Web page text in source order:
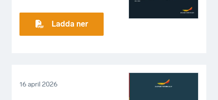
Ladda ner
16 april 2026